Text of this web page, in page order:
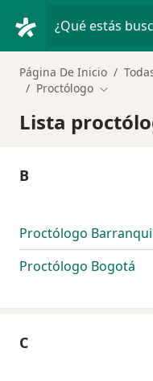
¿Qué estás
Página De Inicio
Proctólogo Cambiar
Lista
B
Proctólogo
Proctólogo Bogotá
C